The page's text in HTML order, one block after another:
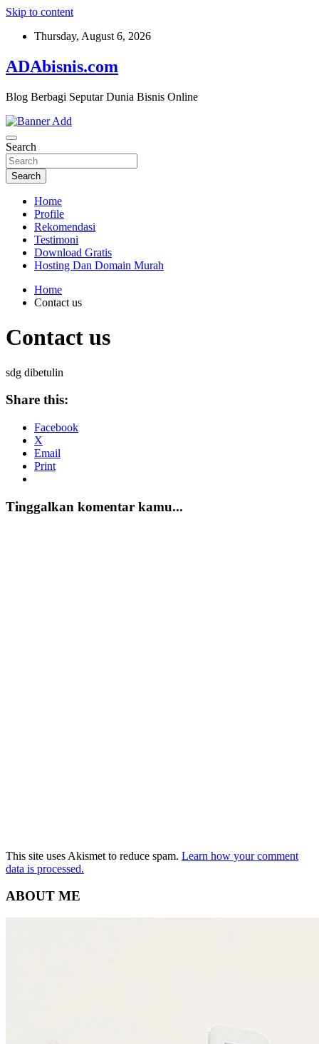
Skip to content
Thursday, August 6, 2026
ADAbisnis.com
Blog Berbagi Seputar Dunia Bisnis Online
Search
Search
Home
Profile
Rekomendasi
Testimoni
Download Gratis
Hosting Dan Domain Murah
Home
Contact us
Contact us
sdg dibetulin
Share this:
Facebook
X
Email
Print
Tinggalkan komentar kamu...
This site uses Akismet to reduce spam. Learn how your comment
data is processed.
ABOUT ME